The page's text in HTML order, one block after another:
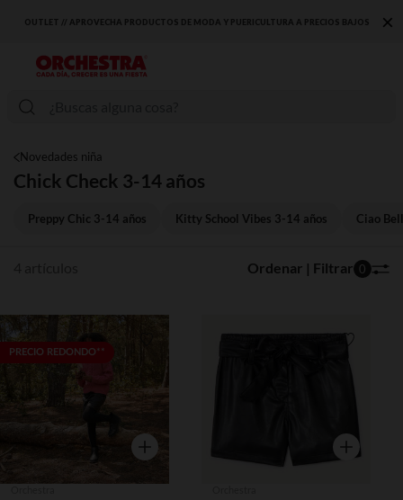
OUTLET // APROVECHA PRODUCTOS DE MODA Y PUERICULTURA A PRECIOS BAJOS ×
Novedades niña
Chick Check 3-14 años
Preppy Chic 3-14 años Kitty School Vibes 3-14 años Ciao
Ordenar | Filtrar 0
PRECIO REDONDO**
Vista rápida Vista rápida